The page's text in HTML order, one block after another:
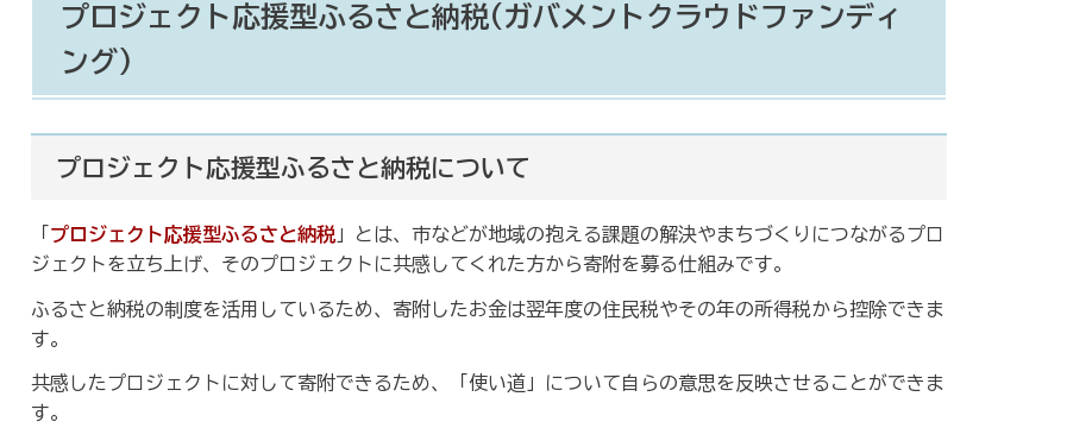
プロジェクト応援型ふるさと納税(ガバメントクラウドファンディ
ング)
プロジェクト応援型ふるさと納税について
プロジェクト応援型ふるさと納税 」とは、市などが地域の抱える課題の解決やまちづくりにつながるプロ
ジェクトを立ち上げ、そのプロジェクトに共感してくれた方から寄附を募る仕組みです。
ふるさと納税の制度を活用しているため、寄附したお金は翌年度の住民税やその年の所得税から控除できま
す。
共感したプロジェクトに対して寄附できるため、「使い道」について自らの意思を反映させることができま
す。